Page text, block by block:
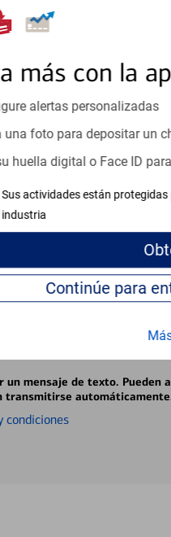
más con la
alertas personalizadas
una foto para depositar un
huella digital o Face ID
Sus actividades están
industriaY MÓVIL
del
mensaje de texto. Pueden
transmitirse
condiciones